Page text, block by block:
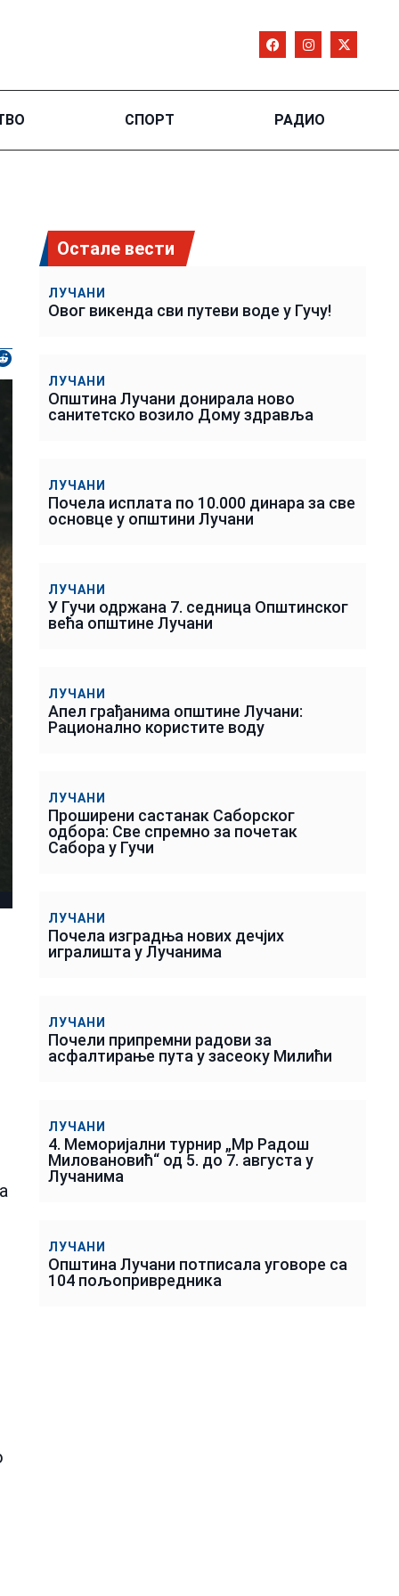
СПОРТ РАДИО
Остале вести
ЛУЧАНИ
Овог викенда сви путеви воде у Гучу!
ЛУЧАНИ
Општина Лучани донирала ново
санитетско возило Дому здравља
ЛУЧАНИ
Почела исплата по 10.000 динара за све
основце у општини Лучани
ЛУЧАНИ
У Гучи одржана 7. седница Општинског
већа општине Лучани
ЛУЧАНИ
Апел грађанима општине Лучани:
Рационално користите воду
ЛУЧАНИ
Проширени састанак Саборског
одбора: Све спремно за почетак
Сабора у Гучи
ЛУЧАНИ
Почела изградња нових дечјих
игралишта у Лучанима
ЛУЧАНИ
Почели припремни радови за
асфалтирање пута у засеоку Милићи
ЛУЧАНИ
4. Меморијални турнир „Мр Радош
Миловановић“ од 5. до 7. августа у
Лучанима
ЛУЧАНИ
Општина Лучани потписала уговоре са
104 пољопривредника